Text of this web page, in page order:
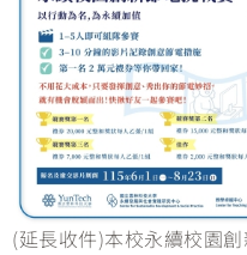
(延長收件)本校永續校園